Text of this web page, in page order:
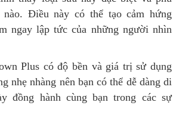
Điều này có thể tạo cảm hứng
ngay lập tức của những người nhìn
Plus có độ bền và giá trị sử dụng
nhẹ nhàng nên bạn có thể dễ dàng di
đồng hành cùng bạn trong các sự